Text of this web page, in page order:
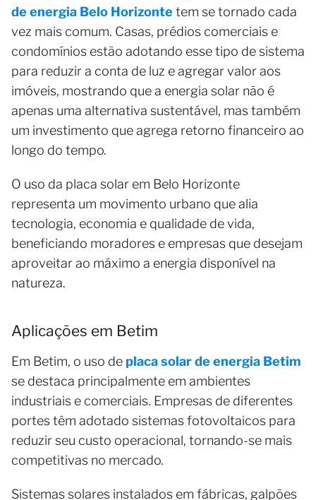
de energia Belo Horizonte tem se tornado cada
vez mais comum. Casas, prédios comerciais e
condomínios estão adotando esse tipo de sistema
para reduzir a conta de luz e agregar valor aos
imóveis, mostrando que a energia solar não é
apenas uma alternativa sustentável, mas também
um investimento que agrega retorno financeiro ao
longo do tempo.
O uso da placa solar em Belo Horizonte
representa um movimento urbano que alia
tecnologia, economia e qualidade de vida,
beneficiando moradores e empresas que desejam
aproveitar ao máximo a energia disponível na
natureza.
Aplicações em Betim
Em Betim, o uso de placa solar de energia Betim
se destaca principalmente em ambientes
industriais e comerciais. Empresas de diferentes
portes têm adotado sistemas fotovoltaicos para
reduzir seu custo operacional, tornando-se mais
competitivas no mercado.
Sistemas solares instalados em fábricas, galpões